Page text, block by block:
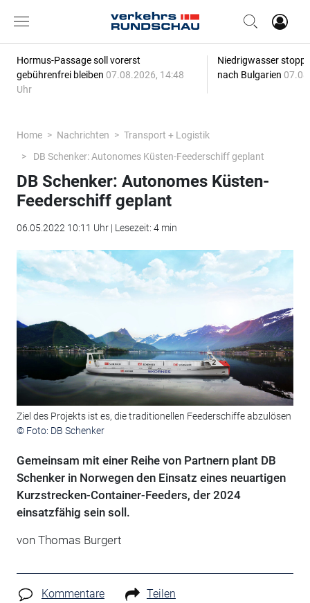
Hormus-Passage soll vorerst
gebührenfrei bleiben 07.08.2026, 14:48
Uhr
Niedrigwasser
nach Bulgarien
Home Nachrichten
Transport + Logistik
DB Schenker: Autonomes Küsten-Feederschiff geplant
DB Schenker: Autonomes Küsten-
Feederschiff geplant
06.05.2022 10:11 Uhr | Lesezeit: 4 min
Ziel des Projekts ist es, die traditionellen Feederschiffe abzulösen
© Foto: DB Schenker
Gemeinsam mit einer Reihe von Partnern plant DB
Schenker in Norwegen den Einsatz eines neuartigen
Kurzstrecken-Container-Feeders, der 2024
einsatzfähig sein soll.
von Thomas Burgert
Kommentare Teilen